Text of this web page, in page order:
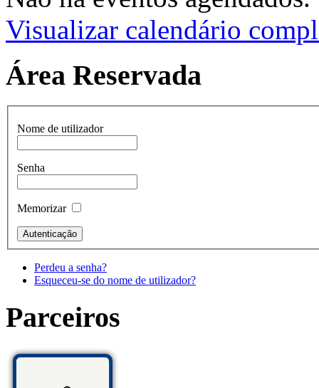
Visualizar calendário
Área Reservada
Nome de utilizador
Senha
Memorizar
Perdeu a senha?
Esqueceu-se do nome de utilizador?
Parceiros